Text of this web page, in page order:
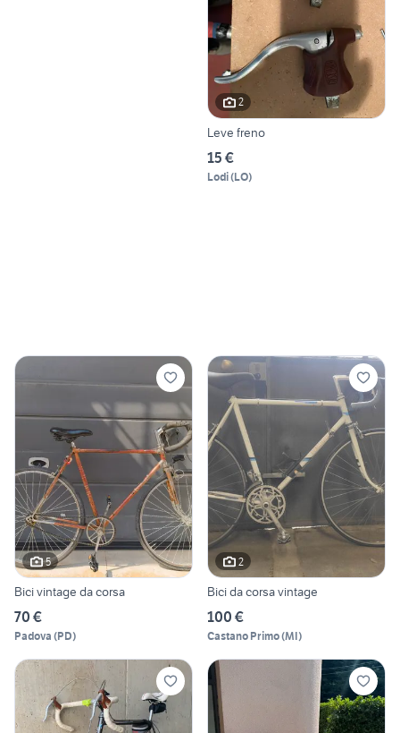
2
Leve freno
15 €
Lodi(LO)
5
Bici vintage da corsa
70 €
Padova (PD)
2
Bici da corsa vintage
100 €
Castano Primo(MI)